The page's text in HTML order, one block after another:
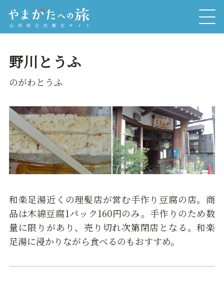
野川とうふ
のがわとうふ
和楽足湯近くの理髪店が営む手作り豆腐の店。商
品は木綿豆腐1パック160円のみ。手作りのため数
量に限りがあり、売り切れ次第閉店となる。和楽
足湯に浸かりながら食べるのもおすすめ。